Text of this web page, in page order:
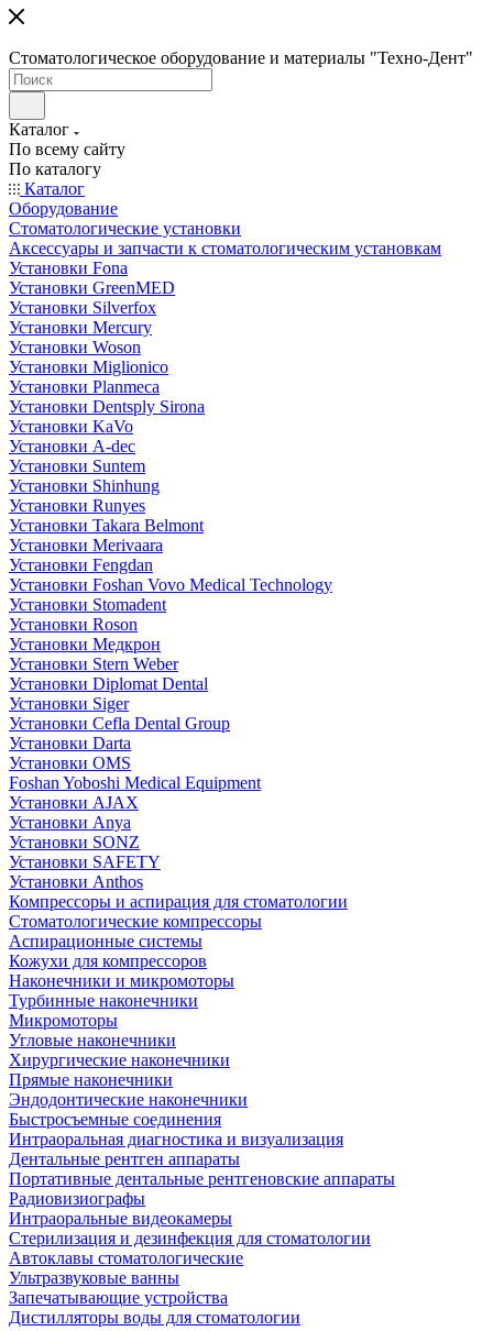
Стоматологическое оборудование и материалы "Техно-Дент"
Каталог
По всему сайту
По каталогу
Каталог
Оборудование
Стоматологические установки
Аксессуары и запчасти к стоматологическим установкам
Установки Fona
Установки GreenMED
Установки Silverfox
Установки Mercury
Установки Woson
Установки Miglionico
Установки Planmeca
Установки Dentsply Sirona
Установки KaVo
Установки A-dec
Установки Suntem
Установки Shinhung
Установки Runyes
Установки Takara Belmont
Установки Merivaara
Установки Fengdan
Установки Foshan Vovo Medical Technology
Установки Stomadent
Установки Roson
Установки Медкрон
Установки Stern Weber
Установки Diplomat Dental
Установки Siger
Установки Cefla Dental Group
Установки Darta
Установки OMS
Foshan Yoboshi Medical Equipment
Установки AJAX
Установки Anya
Установки SONZ
Установки SAFETY
Установки Anthos
Компрессоры и аспирация для стоматологии
Стоматологические компрессоры
Аспирационные системы
Кожухи для компрессоров
Наконечники и микромоторы
Турбинные наконечники
Микромоторы
Угловые наконечники
Хирургические наконечники
Прямые наконечники
Эндодонтические наконечники
Быстросъемные соединения
Интраоральная диагностика и визуализация
Дентальные рентген аппараты
Портативные дентальные рентгеновские аппараты
Радиовизиографы
Интраоральные видеокамеры
Стерилизация и дезинфекция для стоматологии
Автоклавы стоматологические
Ультразвуковые ванны
Запечатывающие устройства
Дистилляторы воды для стоматологии